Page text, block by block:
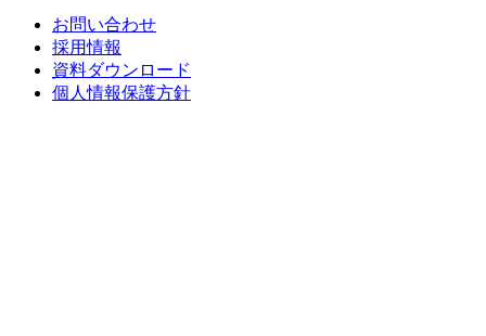
お問い合わせ
採用情報
資料ダウンロード
個人情報保護方針